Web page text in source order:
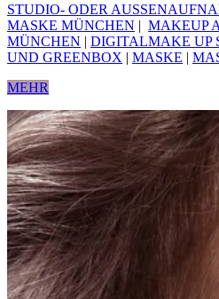
STUDIO- ODER
MASKE MÜNCHEN | MAKEUP
MÜNCHEN | DIGITALMAKE UP
UND GREENBOX | MASKE |
MEHR